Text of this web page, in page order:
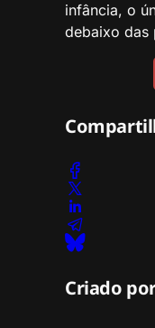
infância, o
debaixo das
Criado